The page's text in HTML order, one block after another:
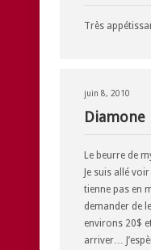
Très
juin 8, 2010
Diamone
Le beurre de
Je suis allé
tienne pas en
demander de
environs 20$
arriver…